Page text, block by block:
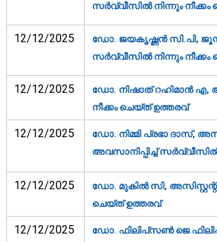
സര്‍വ്വീസില്‍ നിന്നും
12/12/2025
ഡോ. ജയകൃഷ്ണന്‍ സി.പി,
സര്‍വ്വീസില്‍ നിന്നും
12/12/2025
ഡോ. നിഷാത് റഹിമാന്‍ എ,
നീക്കം ചെയ്ത് ഉത്തരവ്‌
12/12/2025
ഡോ. നിമ്മി പ്രഭാ ദാസ്,
അവസാനിപ്പിച്ച്
12/12/2025
ഡോ. മുകില്‍ സി,
ചെയ്ത് ഉത്തരവ്‌
12/12/2025
ഡോ. ഫിലിപ്‌സണ്‍ ജെ